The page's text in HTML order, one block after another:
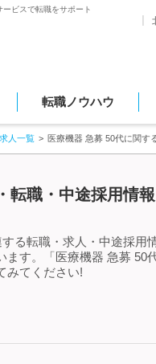
ビスで転職をサポート
転職ノウハウ
人一覧 医療機器 急募 50代に関す
転職・中途採用情
る転職・求人・中途採
す。「医療機器 急募
みてください!